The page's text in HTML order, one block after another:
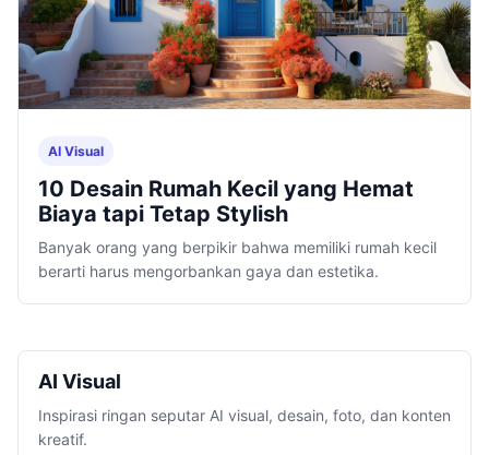
AI Visual
10 Desain Rumah Kecil yang Hemat
Biaya tapi Tetap Stylish
Banyak orang yang berpikir bahwa memiliki rumah kecil
berarti harus mengorbankan gaya dan estetika.
AI Visual
Inspirasi ringan seputar AI visual, desain, foto, dan konten
kreatif.